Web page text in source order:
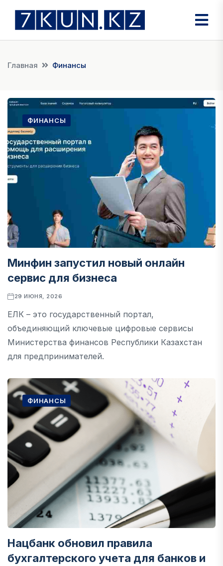
Главная Финансы
ФИНАНСЫ
Минфин запустил новый онлайн
сервис для бизнеса
29 ИЮНЯ, 2026
ЕЛК – это государственный портал,
объединяющий ключевые цифровые сервисы
Министерства финансов Республики Казахстан
для предпринимателей.
ФИНАНСЫ
Нацбанк обновил правила
бухгалтерского учета для банков и